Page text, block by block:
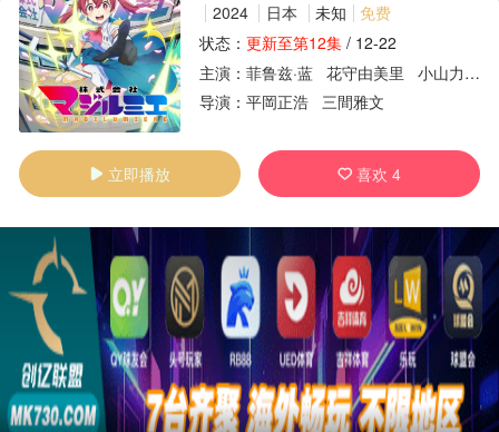
2024 日本 未知
免费
状态： 更新至第12集/ 12-22
主演： 菲鲁兹·蓝 花守由美里 小山力也
导演： 平岡正浩 三間雅文
 立即播放  喜欢4
广告